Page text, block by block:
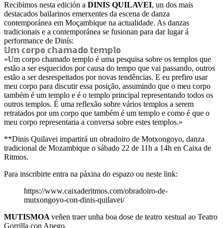
Recibimos nesta edición a DINIS QUILAVEI, un dos mais
destacados bailarinos emerxentes da escena de danza
contemporánea em Moçambique na actualidade. As danzas
tradicionais e a contemporánea se fusionan para dar lugar á
performance de Dinís:
𝕌𝕞 𝕔𝕠𝕣𝕡𝕠 𝕔𝕙𝕒𝕞𝕒𝕕𝕠 𝕥𝕖𝕞𝕡𝕝𝕠
«Um corpo chamado templo é uma pesquisa sobre os templos que
estão a ser esquecidos por causa do tempo que vai passando, outros
estão a ser desrespeitados por novas tendências. E eu prefiro usar
meu corpo para discutir essa posição, assumindo que o meu corpo
também é um templo e é o templo principal representando todos os
outros templos. É uma reflexão sobre vários templos a serem
retratados por um corpo que também é um templo e como é que o
meu corpo representaria a conversa sobre estes templos.»
**Dinis Quilavei impartirá un obradoiro de Motxongoyo, danza
tradicional de Mozambique o sábado 22 de 11h a 14h en Caixa de
Ritmos.
Para inscribirte entra na páxina do espazo ou neste link:
https://www.caixaderitmos.com/obradoiro-de-
mutxongoyo-con-dinis-quilavei/
MUTISMOA veñen traer unha boa dose de teatro xestual ao Teatro
Gorrilla con Apego.